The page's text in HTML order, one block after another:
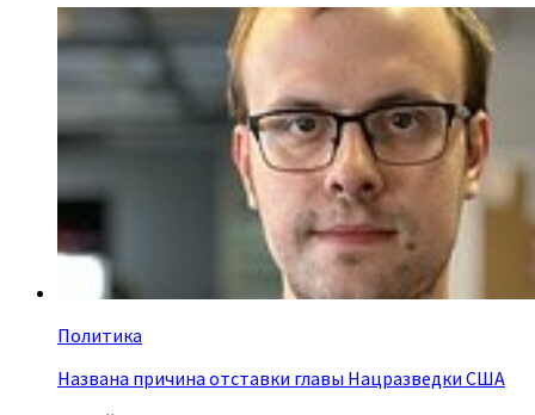
Политика
Названа причина отставки главы Нацразведки США